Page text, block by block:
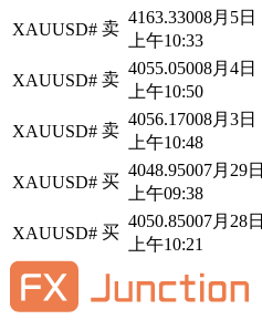
XAUUSD# 卖
4163.33008月5日
上午10:33
XAUUSD# 卖
4055.05008月4日
上午10:50
XAUUSD# 卖
4056.17008月3日
上午10:48
XAUUSD# 买
4048.95007月29日
上午09:38
XAUUSD# 买
4050.85007月28日
上午10:21